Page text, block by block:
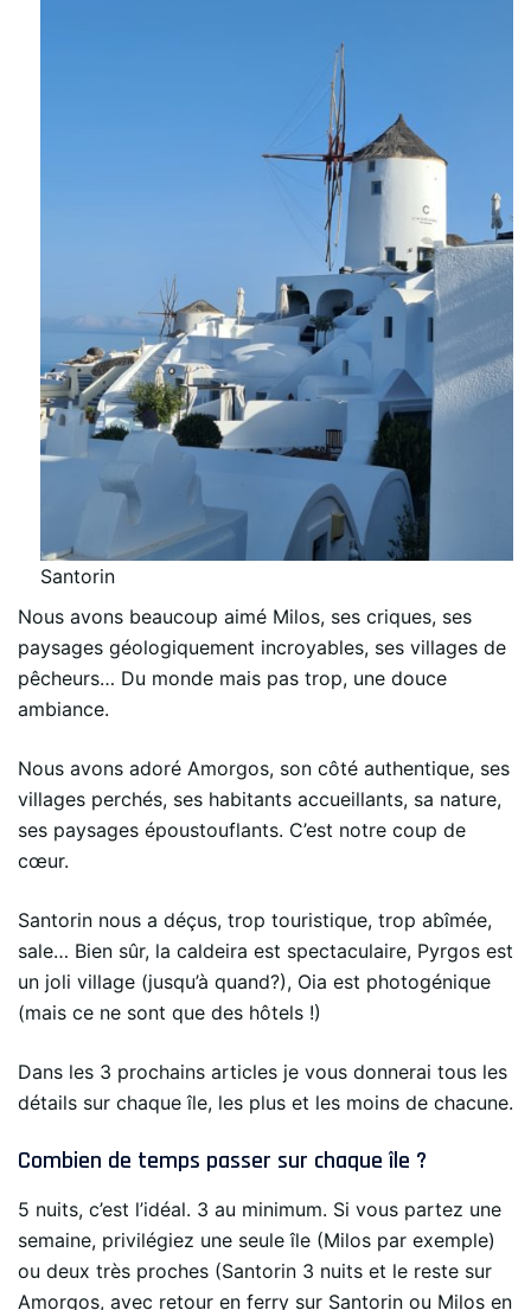
Santorin
Nous avons beaucoup aimé Milos, ses criques, ses
paysages géologiquement incroyables, ses villages de
pêcheurs… Du monde mais pas trop, une douce
ambiance.
Nous avons adoré Amorgos, son côté authentique, ses
villages perchés, ses habitants accueillants, sa nature,
ses paysages époustouflants. C’est notre coup de
cœur.
Santorin nous a déçus, trop touristique, trop abîmée,
sale… Bien sûr, la caldeira est spectaculaire, Pyrgos est
un joli village (jusqu’à quand?), Oia est photogénique
(mais ce ne sont que des hôtels !)
Dans les 3 prochains articles je vous donnerai tous les
détails sur chaque île, les plus et les moins de chacune.
Combien de temps passer sur chaque île ?
5 nuits, c’est l’idéal. 3 au minimum. Si vous partez une
semaine, privilégiez une seule île (Milos par exemple)
ou deux très proches (Santorin 3 nuits et le reste sur
Amorgos, avec retour en ferry sur Santorin ou Milos en